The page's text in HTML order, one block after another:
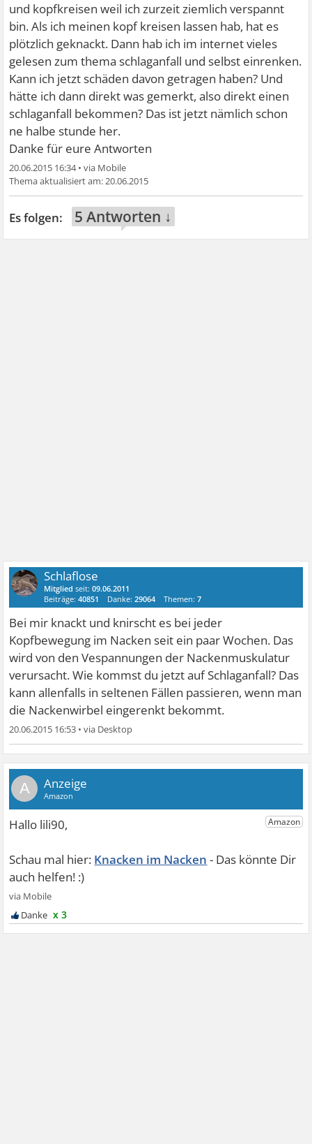
und kopfkreisen weil ich zurzeit ziemlich verspannt
bin. Als ich meinen kopf kreisen lassen hab, hat es
plötzlich geknackt. Dann hab ich im internet vieles
gelesen zum thema schlaganfall und selbst einrenken.
Kann ich jetzt schäden davon getragen haben? Und
hätte ich dann direkt was gemerkt, also direkt einen
schlaganfall bekommen? Das ist jetzt nämlich schon
ne halbe stunde her.
Danke für eure Antworten
20.06.2015 16:34•
20.06.2015
5 Antworten ↓
Schlaflose
Mitglied seit:09.06.2011
Beiträge:40851 Danke:29064 Themen:7
Bei mir knackt und knirscht es bei jeder
Kopfbewegung im Nacken seit ein paar Wochen. Das
wird von den Vespannungen der Nackenmuskulatur
verursacht. Wie kommst du jetzt auf Schlaganfall? Das
kann allenfalls in seltenen Fällen passieren, wenn man
die Nackenwirbel eingerenkt bekommt.
20.06.2015 16:53 •
A
Knacken im Nacken
x 3